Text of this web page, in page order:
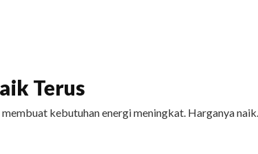
komunitas peduli
Terus
kebutuhan energi meningkat. Harganya naik.